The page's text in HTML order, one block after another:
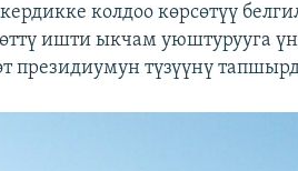
колдоо көрсөтүү
ишти ыкчам уюштурууга
президиумун түзүүнү